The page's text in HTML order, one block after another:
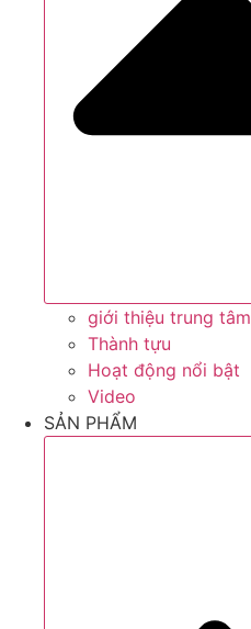
giới thiệu trung tâm
Thành tựu
Hoạt động nổi bật
Video
SẢN PHẨM